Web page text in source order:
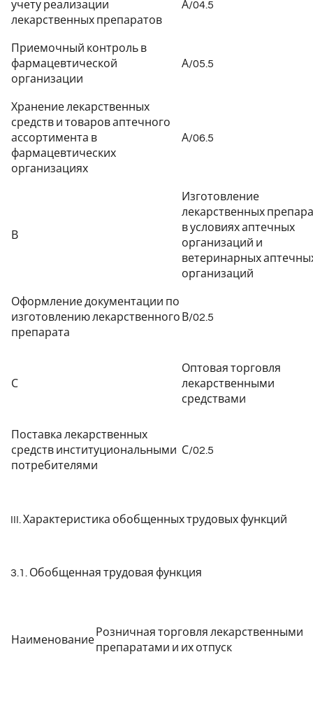
учету реализации
лекарственных препаратов
А/04.5
Приемочный контроль в
фармацевтической
организации
А/05.5
Хранение лекарственных
средств и товаров аптечного
ассортимента в
фармацевтических
организациях
А/06.5
В
Изготовление
лекарственных
в условиях аптечных
организаций и
ветеринарных
организаций
Оформление документации по
изготовлению лекарственного
препарата
В/02.5
С
Оптовая торговля
лекарственными
средствами
Поставка лекарственных
средств институциональными
потребителями
С/02.5
III. Характеристика обобщенных трудовых функций
3.1. Обобщенная трудовая функция
Наименование
Розничная торговля лекарственными
препаратами и их отпуск